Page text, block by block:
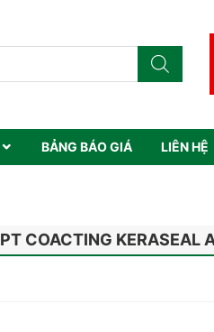
BẢNG BÁO GIÁ LIÊN HỆ
COACTING KERASEAL